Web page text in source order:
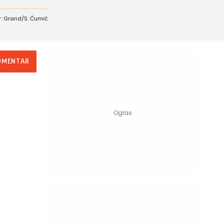
Grand/S. Čumić